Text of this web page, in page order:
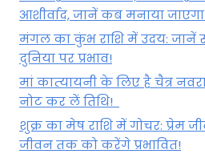
आशीर्वाद, जानें कब मनाया
मंगल का कुंभ राशि में उदय: जानें
दुनिया पर प्रभाव!
मां कात्‍यायनी के लिए है चैत्र
नोट कर लें तिथि!
शुक्र का मेष राशि में गोचर: प्रेम
जीवन तक को करेंगे प्रभावित!